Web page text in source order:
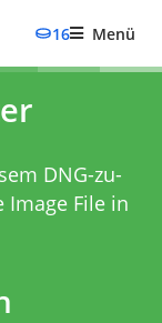
16 Menü
DNG-zu-
File in